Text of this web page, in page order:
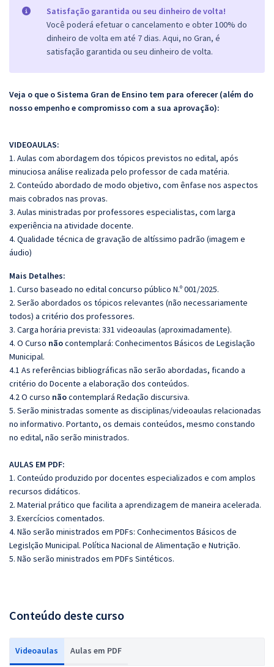
Satisfação garantida ou seu dinheiro de volta!
Você poderá efetuar o cancelamento e obter 100% do
dinheiro de volta em até 7 dias. Aqui, no Gran, é
satisfação garantida ou seu dinheiro de volta.
Veja o que o Sistema Gran de Ensino tem para oferecer (além do
nosso empenho e compromisso com a sua aprovação):
VIDEOAULAS:
1. Aulas com abordagem dos tópicos previstos no edital, após
minuciosa análise realizada pelo professor de cada matéria.
2. Conteúdo abordado de modo objetivo, com ênfase nos aspectos
mais cobrados nas provas.
3. Aulas ministradas por professores especialistas, com larga
experiência na atividade docente.
4. Qualidade técnica de gravação de altíssimo padrão (imagem e
áudio)
Mais Detalhes:
1. Curso baseado no edital concurso público N.º 001/2025.
2. Serão abordados os tópicos relevantes (não necessariamente
todos) a critério dos professores.
3. Carga horária prevista: 331 videoaulas (aproximadamente).
4. O Curso nãocontemplará: Conhecimentos Básicos de Legislação
Municipal.
4.1 As referências bibliográficas não serão abordadas, ficando a
critério do Docente a elaboração dos conteúdos.
4.2 O curso nãocontemplará Redação discursiva.
5. Serão ministradas somente as disciplinas/videoaulas relacionadas
no informativo. Portanto, os demais conteúdos, mesmo constando
no edital, não serão ministrados.
AULAS EM PDF:
1. Conteúdo produzido por docentes especializados e com amplos
recursos didáticos.
2. Material prático que facilita a aprendizagem de maneira acelerada.
3. Exercícios comentados.
4. Não serão ministrados em PDFs: Conhecimentos Básicos de
Legislção Municipal. Política Nacional de Alimentação e Nutrição.
5. Não serão ministrados em PDFs Sintéticos.
Conteúdo deste curso
Videoaulas Aulas em PDF